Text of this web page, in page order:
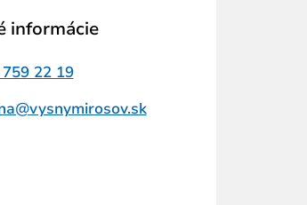
informácie
22 19